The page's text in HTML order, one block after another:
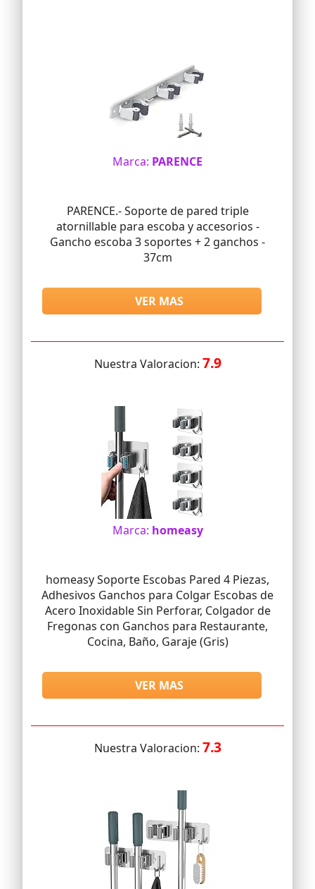
Marca: PARENCE
PARENCE.- Soporte de pared triple
atornillable para escoba y accesorios -
Gancho escoba 3 soportes + 2 ganchos -
37cm
VER MAS
Nuestra Valoracion: 7.9
Marca: homeasy
homeasy Soporte Escobas Pared 4 Piezas,
Adhesivos Ganchos para Colgar Escobas de
Acero Inoxidable Sin Perforar, Colgador de
Fregonas con Ganchos para Restaurante,
Cocina, Baño, Garaje (Gris)
VER MAS
Nuestra Valoracion: 7.3